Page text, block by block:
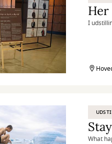
Her
I
What